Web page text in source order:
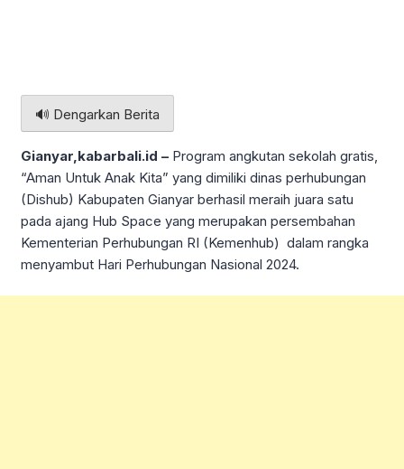
🔊 Dengarkan Berita
Gianyar,kabarbali.id – Program angkutan sekolah gratis,
“Aman Untuk Anak Kita” yang dimiliki dinas perhubungan
(Dishub) Kabupaten Gianyar berhasil meraih juara satu
pada ajang Hub Space yang merupakan persembahan
Kementerian Perhubungan RI (Kemenhub) dalam rangka
menyambut Hari Perhubungan Nasional 2024.